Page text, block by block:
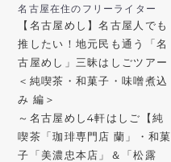
名古屋在住のフリーライター
【名古屋めし】名古屋人でも
推したい！地元民も通う「名
古屋めし」三昧はしごツアー
＜純喫茶・和菓子・味噌煮込
み 編＞
～名古屋めし4軒はしご【純
喫茶「珈琲専門店 蘭」・和菓
子「美濃忠本店」＆「松露